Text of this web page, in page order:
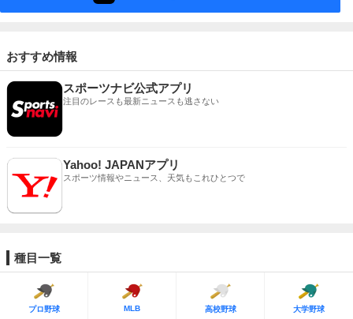
おすすめ情報
スポーツナビ公式アプリ
注目のレースも最新ニュースも逃さない
Yahoo! JAPANアプリ
スポーツ情報やニュース、天気もこれひとつで
種目一覧
プロ野球 MLB 高校野球 大学野球